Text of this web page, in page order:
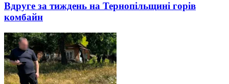
Вдруге за тиждень на Тернопільщині горів
комбайн